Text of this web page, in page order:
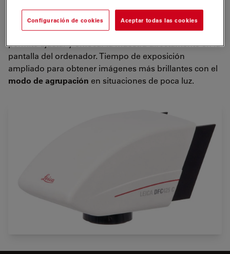
previa del escaneado progresivo en resolución XGA
alcanza hasta20 fotogramas por segundo(fps) y
permite ajustar y enfocar la muestra directamente en la
pantalla del ordenador. Tiempo de exposición
ampliado para obtener imágenes más brillantes con el
modo de agrupación en situaciones de poca luz.
Configuración de cookies Aceptar todas las cookies